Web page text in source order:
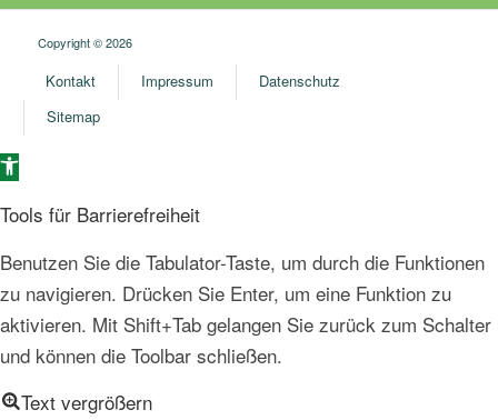
Copyright © 2026
Kontakt Impressum
Datenschutz
Sitemap
Open toolbar
Tools für Barrierefreiheit
Benutzen Sie die Tabulator-Taste, um durch die Funktionen
zu navigieren. Drücken Sie Enter, um eine Funktion zu
aktivieren. Mit Shift+Tab gelangen Sie zurück zum Schalter
und können die Toolbar schließen.
Text vergrößern